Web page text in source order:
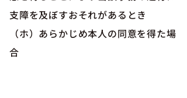
支障を及ぼすおそれがあるとき
（ホ）あらかじめ本人の同意を得た場
合